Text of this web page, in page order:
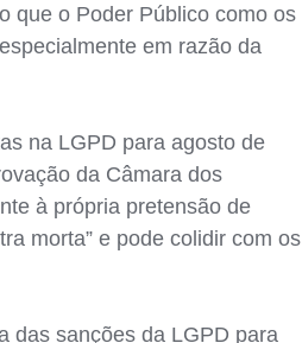
que o Poder Público como os
em razão da
na LGPD para agosto de
da Câmara dos
à própria pretensão de
morta” e pode colidir com os
das sanções da LGPD para